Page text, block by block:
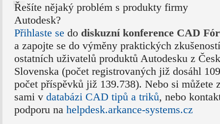
Řešíte nějaký problém s produkty firmy
Autodesk?
Přihlaste se do diskuzní konference CAD
a zapojte se do výměny praktických
ostatních uživatelů produktů Autodesku z
Slovenska (počet registrovaných již dosáhl
počet příspěvků již 139.738). Nebo si můžete
sami v databázi CAD tipů a triků, nebo
podporu na helpdesk.arkance-systems.cz